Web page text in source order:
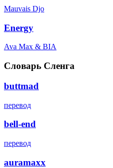
Mauvais Djo
Energy
Ava Max & BIA
Словарь Сленга
buttmad
перевод
bell-end
перевод
auramaxx